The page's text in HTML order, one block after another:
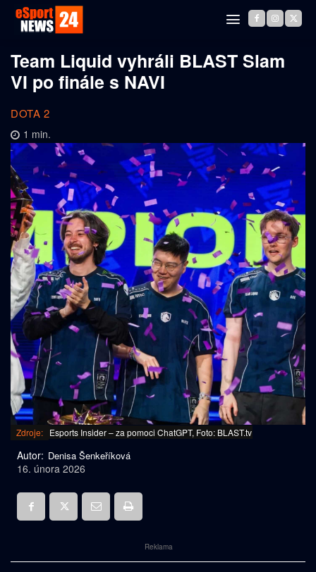
Team Liquid vyhráli BLAST Slam
VI po finále s NAVI
DOTA 2
1 min.
Zdroje: Esports Insider – za pomoci ChatGPT, Foto: BLAST.tv
Autor: Denisa Šenkeříková
16. února 2026
Reklama